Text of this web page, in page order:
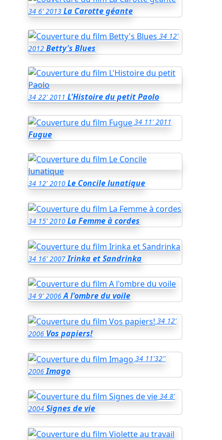
34 6' 2013 La Carotte géante
34 12'
2012 Betty's Blues
34 22' 2011 L'Histoire du petit Paolo
34 11' 2011
Fugue
34 12' 2010 Le Concile lunatique
34 15' 2010 La Femme à cordes
34 16' 2007 Irinka et Sandrinka
34 9' 2006 A l'ombre du voile
34 12'
2006 Vos papiers!
34 11'32''
2006 Imago
34 8'
2004 Signes de vie